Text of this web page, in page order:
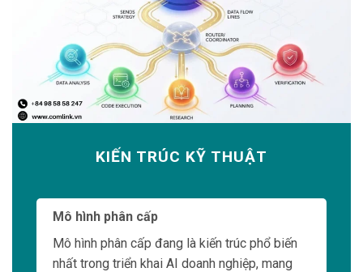
KIẾN TRÚC KỸ THUẬT
Mô hình phân cấp
Mô hình phân cấp đang là kiến trúc phổ biến
nhất trong triển khai AI doanh nghiệp, mang